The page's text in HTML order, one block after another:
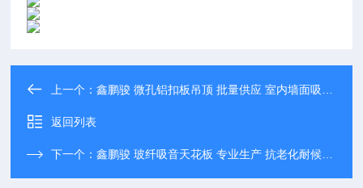
上一个：鑫鹏骏 微孔铝扣板吊顶 批量供应 室内墙面吸声降噪材料 实力厂家
返回列表
下一个：鑫鹏骏 玻纤吸音天花板 专业生产 抗老化耐候性强 实力保障